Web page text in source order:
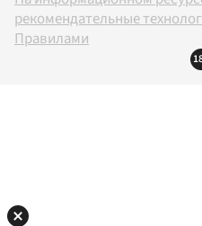
рекомендательные
Правилами